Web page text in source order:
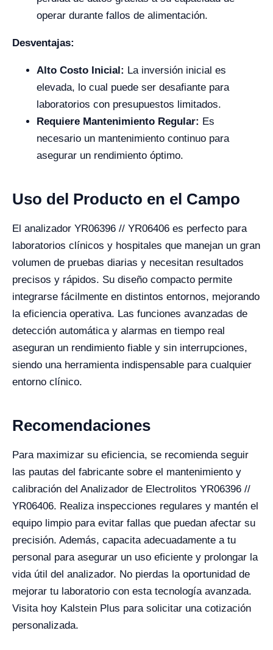
operar durante fallos de alimentación.
Desventajas:
Alto Costo Inicial: La inversión inicial es
elevada, lo cual puede ser desafiante para
laboratorios con presupuestos limitados.
Requiere Mantenimiento Regular: Es
necesario un mantenimiento continuo para
asegurar un rendimiento óptimo.
Uso del Producto en el Campo
El analizador YR06396 // YR06406 es perfecto para
laboratorios clínicos y hospitales que manejan un gran
volumen de pruebas diarias y necesitan resultados
precisos y rápidos. Su diseño compacto permite
integrarse fácilmente en distintos entornos, mejorando
la eficiencia operativa. Las funciones avanzadas de
detección automática y alarmas en tiempo real
aseguran un rendimiento fiable y sin interrupciones,
siendo una herramienta indispensable para cualquier
entorno clínico.
Recomendaciones
Para maximizar su eficiencia, se recomienda seguir
las pautas del fabricante sobre el mantenimiento y
calibración del Analizador de Electrolitos YR06396 //
YR06406. Realiza inspecciones regulares y mantén el
equipo limpio para evitar fallas que puedan afectar su
precisión. Además, capacita adecuadamente a tu
personal para asegurar un uso eficiente y prolongar la
vida útil del analizador. No pierdas la oportunidad de
mejorar tu laboratorio con esta tecnología avanzada.
Visita hoy Kalstein Plus para solicitar una cotización
personalizada.